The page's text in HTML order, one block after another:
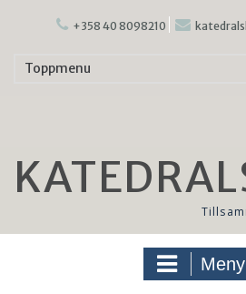
+358 40 8098210
Toppmenu
Meny